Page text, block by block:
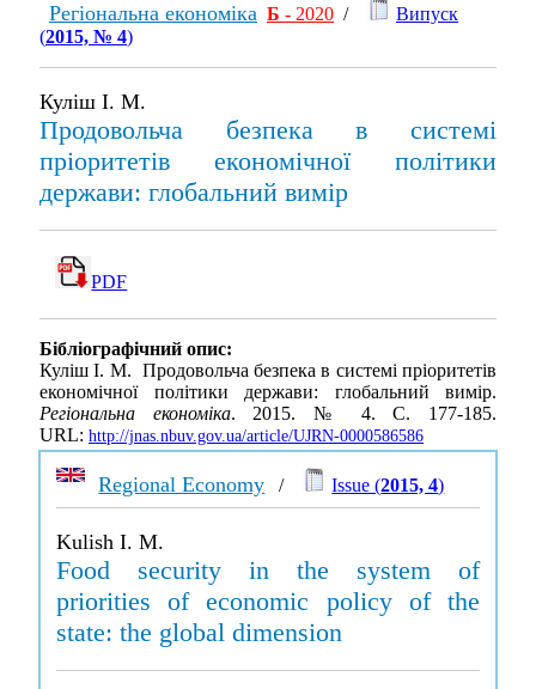
Регіональна економіка Б - 2020 /
Випуск
(2015, № 4)
Куліш І. М.
Продовольча безпека в системі
пріоритетів економічної політики
держави: глобальний вимір
PDF
Бібліографічний опис:
Куліш І. М. Продовольча безпека в системі пріоритетів
економічної політики держави: глобальний вимір.
Регіональна економіка. 2015. № 4. С. 177-185.
URL: http://jnas.nbuv.gov.ua/article/UJRN-0000586586
Regional Economy / Issue (2015, 4)
Kulish I. M.
Food security in the system of
priorities of economic policy of the
state: the global dimension